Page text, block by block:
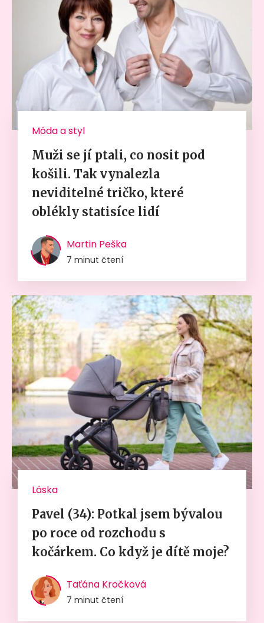
Móda a styl
Muži se jí ptali, co nosit pod
košili. Tak vynalezla
neviditelné tričko, které
oblékly statisíce lidí
Martin Peška
7 minut čtení
Láska
Pavel (34): Potkal jsem bývalou
po roce od rozchodu s
kočárkem. Co když je dítě moje?
Taťána Kročková
7 minut čtení